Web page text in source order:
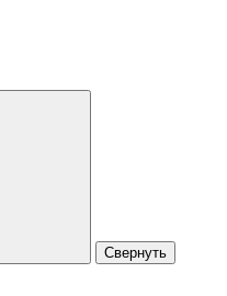
Свернуть